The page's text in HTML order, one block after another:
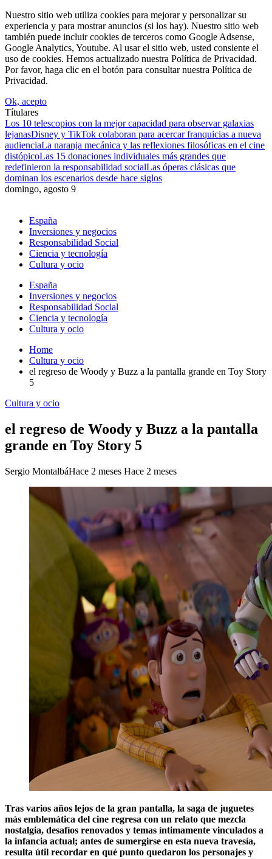
Nuestro sitio web utiliza cookies para mejorar y personalizar su
experiencia y para mostrar anuncios (si los hay). Nuestro sitio web
también puede incluir cookies de terceros como Google Adsense,
Google Analytics, Youtube. Al usar el sitio web, usted consiente el
uso de cookies. Hemos actualizado nuestra Política de Privacidad.
Por favor, haga clic en el botón para consultar nuestra Política de
Privacidad.
Ok, acepto
Títulares
Los 10 telescopios con la mejor capacidad para observar galaxias
lejanasDisney y TikTok colaboran para acercar franquicias a nueva
audienciaLa naranja mecánica y las reflexiones filosóficas en el cine
distópicoLas 15 donaciones individuales más grandes que
redefinieron la responsabilidad socialLas óperas clásicas que
dominan los escenarios desde hace siglos
domingo, agosto 9
España
Inversiones y negocios
Responsabilidad Social
Ciencia y tecnología
Cultura y ocio
España
Inversiones y negocios
Responsabilidad Social
Ciencia y tecnología
Cultura y ocio
Home
Cultura y ocio
el regreso de Woody y Buzz a la pantalla grande en Toy Story
5
Cultura y ocio
el regreso de Woody y Buzz a la pantalla
grande en Toy Story 5
Sergio MontalbáHace 2 meses Hace 2 meses
Tras varios años lejos de la gran pantalla, la saga de juguetes
más emblemática del cine regresa con un relato que mezcla
nostalgia, desafíos renovados y temas íntimamente vinculados a
la infancia actual; antes de sumergirse en esta nueva travesía,
resulta útil recordar en qué punto quedaron los personajes y